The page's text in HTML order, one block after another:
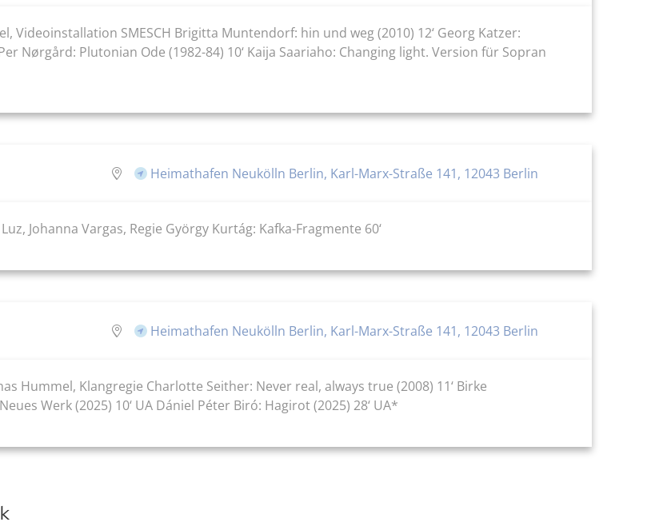
Videoinstallation SMESCH Brigitta Muntendorf: hin und weg (2010) 12‘ Georg Katzer:
Nørgård: Plutonian Ode (1982-84) 10‘ Kaija Saariaho: Changing light. Version für Sopran
Heimathafen Neukölln Berlin, Karl-Marx-Straße 141, 12043 Berlin
Johanna Vargas, Regie György Kurtág: Kafka-Fragmente 60‘
Heimathafen Neukölln Berlin, Karl-Marx-Straße 141, 12043 Berlin
Hummel, Klangregie Charlotte Seither: Never real, always true (2008) 11‘ Birke
Werk (2025) 10‘ UA Dániel Péter Biró: Hagirot (2025) 28‘ UA*